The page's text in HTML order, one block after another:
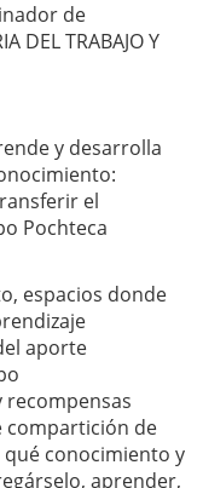
de
DEL TRABAJO Y
y desarrolla
el
Pochteca
espacios donde
aporte
recompensas
compartición de
conocimiento y
aprender,